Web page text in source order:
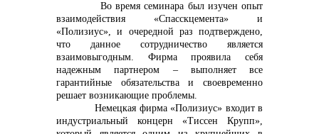
Контакты
+7 (423) 234 50 50
Во время семинара был изучен опыт
взаимодействия «Спасскцемента» и
«Полизиус», и очередной раз подтверждено,
что данное сотрудничество является
взаимовыгодным. Фирма проявила себя
надежным партнером – выполняет все
гарантийные обязательства и своевременно
решает возникающие проблемы.
Немецкая фирма «Полизиус» входит в
индустриальный концерн «Тиссен Крупп»,